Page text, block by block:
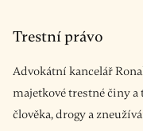
Trestní právo
Advokátní kancelář
majetkové trestné činy
člověka, drogy a